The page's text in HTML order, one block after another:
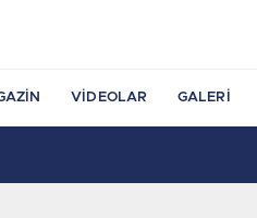
VIDEOLAR GALERI